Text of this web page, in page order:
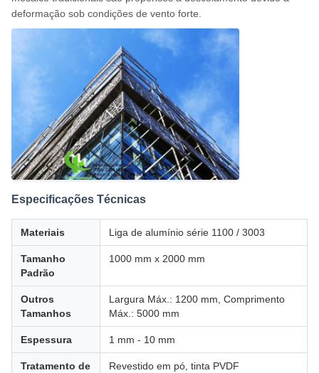
deformação sob condições de vento forte.
Especificações Técnicas
Materiais Liga de alumínio série 1100 / 3003
Tamanho
Padrão
1000 mm x 2000 mm
Outros
Tamanhos
Largura Máx.: 1200 mm, Comprimento
Máx.: 5000 mm
Espessura 1 mm - 10 mm
Tratamento de
Revestido em pó, tinta PVDF